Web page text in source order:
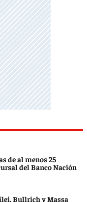
de al menos 25
del Banco Nación
Bullrich y Massa